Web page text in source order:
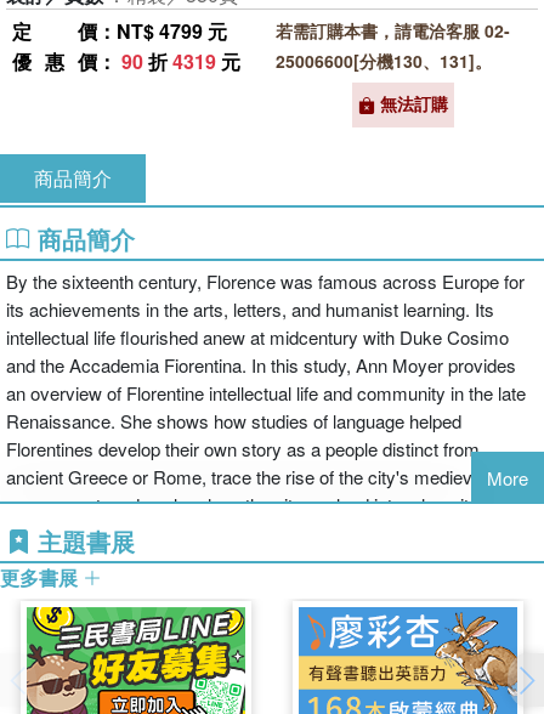
定價 ：NT$ 4799 元
優惠價 ： 90折4319 元
若需訂購本書，請電洽客服 02-
25006600[分機130、131]。
無法訂購
商品簡介
商品簡介
By the sixteenth century, Florence was famous across Europe for
its achievements in the arts, letters, and humanist learning. Its
intellectual life flourished anew at midcentury with Duke Cosimo
and the Accademia Fiorentina. In this study, Ann Moyer provides
an overview of Florentine intellectual life and community in the late
Renaissance. She shows how studies of language helped
Florentines develop their own story as a people distinct from
ancient Greece or Rome, trace the rise of the city's medieval
government, and explore how the city evolved into a hospitable
environment for letters and the arts. Studies of Florentine art gave
rise to art history, while those devoted to Florentine traditions and
customs inspired broader questions about how to think about
cultural change. Demonstrating how the intellectual activity around
language, history, and art related and supported each other,
Moyer's book documents the origins of the modern narrative of the
Renaissance itself.
More
主題書展
更多書展